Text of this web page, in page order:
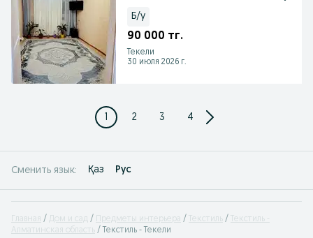
Б/у
90 000 тг.
Текели
30 июля 2026 г.
1 2 3 4
Сменить язык: Қаз Рус
Главная Дом и сад Предметы интерьера Текстиль
Текстиль -
Алматинская область
Текстиль - Текели